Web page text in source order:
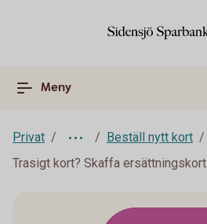
Meny
Privat
Beställ nytt kort
Trasigt kort? Skaffa ersättningskort